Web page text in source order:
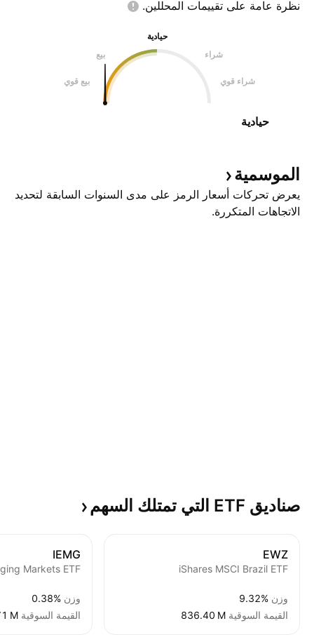
نظرة عامة على تقييمات المحللين.
حيادية
بيع
شراء
بيع قوي شراء قوي
حيادية
الموسمية
يعرض تحركات أسعار الرمز على مدى السنوات السابقة لتحديد
الاتجاهات المتكررة.
صناديق ETF التي تمتلك السهم
EWZ
iShares MSCI Brazil ETF
وزن 9.32%
القيمة السوقية ‪836.40 M‬
IEMG
وزن 0.38%
القيمة السوقية M‬